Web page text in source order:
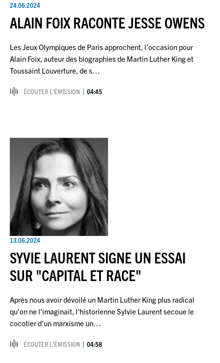
24.06.2024
ALAIN FOIX RACONTE JESSE OWENS
Les Jeux Olympiques de Paris approchent, l’occasion pour
Alain Foix, auteur des biographies de Martin Luther King et
Toussaint Louverture, de s…
ÉCOUTER L’ÉMISSION 04:45
13.06.2024
SYVIE LAURENT SIGNE UN ESSAI
SUR "CAPITAL ET RACE"
Après nous avoir dévoilé un Martin Luther King plus radical
qu'on ne l'imaginait, l'historienne Sylvie Laurent secoue le
cocotier d'un marxisme un…
ÉCOUTER L’ÉMISSION 04:58